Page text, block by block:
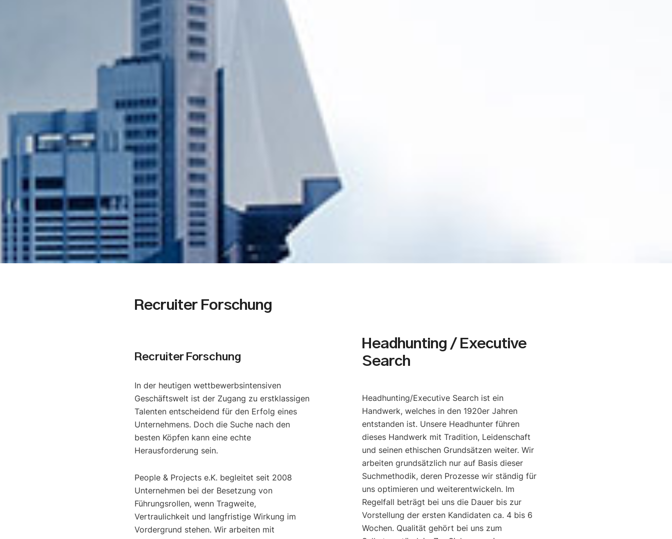
Recruiter Forschung
Recruiter Forschung
In der heutigen wettbewerbsintensiven
Geschäftswelt ist der Zugang zu erstklassigen
Talenten entscheidend für den Erfolg eines
Unternehmens. Doch die Suche nach den
besten Köpfen kann eine echte
Herausforderung sein.
People & Projects e.K. begleitet seit 2008
Unternehmen bei der Besetzung von
Führungsrollen, wenn Tragweite,
Vertraulichkeit und langfristige Wirkung im
Vordergrund stehen. Wir arbeiten mit
Headhunting / Executive
Search
Headhunting/Executive Search ist ein
Handwerk, welches in den 1920er Jahren
entstanden ist. Unsere Headhunter führen
dieses Handwerk mit Tradition, Leidenschaft
und seinen ethischen Grundsätzen weiter. Wir
arbeiten grundsätzlich nur auf Basis dieser
Suchmethodik, deren Prozesse wir ständig für
uns optimieren und weiterentwickeln. Im
Regelfall beträgt bei uns die Dauer bis zur
Vorstellung der ersten Kandidaten ca. 4 bis 6
Wochen. Qualität gehört bei uns zum